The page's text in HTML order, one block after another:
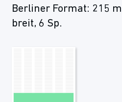
Berliner Format: 215
breit, 6 Sp.